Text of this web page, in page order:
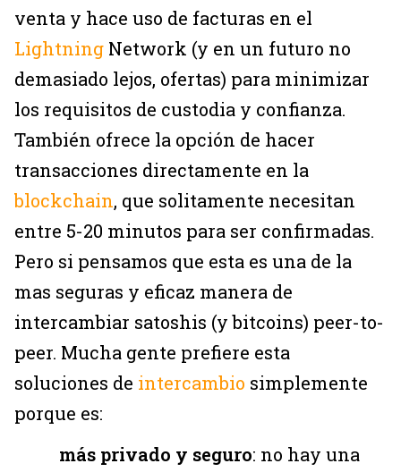
venta y hace uso de facturas en el
Lightning Network (y en un futuro no
demasiado lejos, ofertas) para minimizar
los requisitos de custodia y confianza.
También ofrece la opción de hacer
transacciones directamente en la
blockchain, que solitamente necesitan
entre 5-20 minutos para ser confirmadas.
Pero si pensamos que esta es una de la
mas seguras y eficaz manera de
intercambiar satoshis (y bitcoins) peer-to-
peer. Mucha gente prefiere esta
soluciones de intercambio simplemente
porque es:
más privado y seguro: no hay una